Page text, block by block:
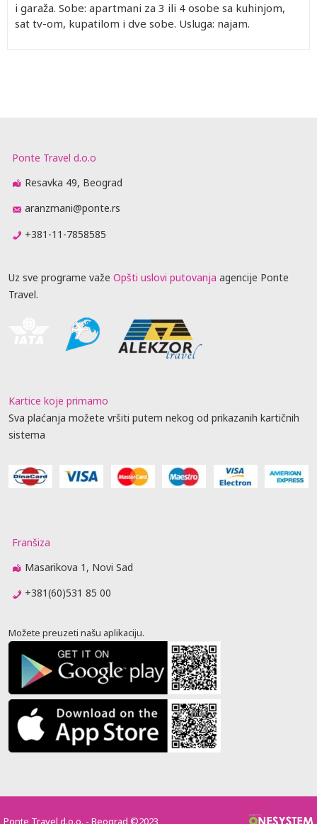
i garaža. Sobe: apartmani za 3 ili 4 osobe sa kuhinjom,
sat tv-om, kupatilom i dve sobe. Usluga: najam.
Ponte Travel d.o.o
Resavka 49, Beograd
aranzmani@ponte.rs
+381-11-7858585
Uz sve programe važe Opšti uslovi putovanja agencije Ponte
Travel.
Kartice koje primamo
Sva plaćanja možete vršiti putem nekog od prikazanih kartičnih
sistema
Franšiza
Masarikova 1, Novi Sad
+381(60)531 85 00
Možete preuzeti našu aplikaciju.
Ponte Travel d.o.o. - Beograd ©2023